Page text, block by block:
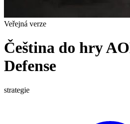
Veřejná verze
Čeština do hry
Defense
strategie